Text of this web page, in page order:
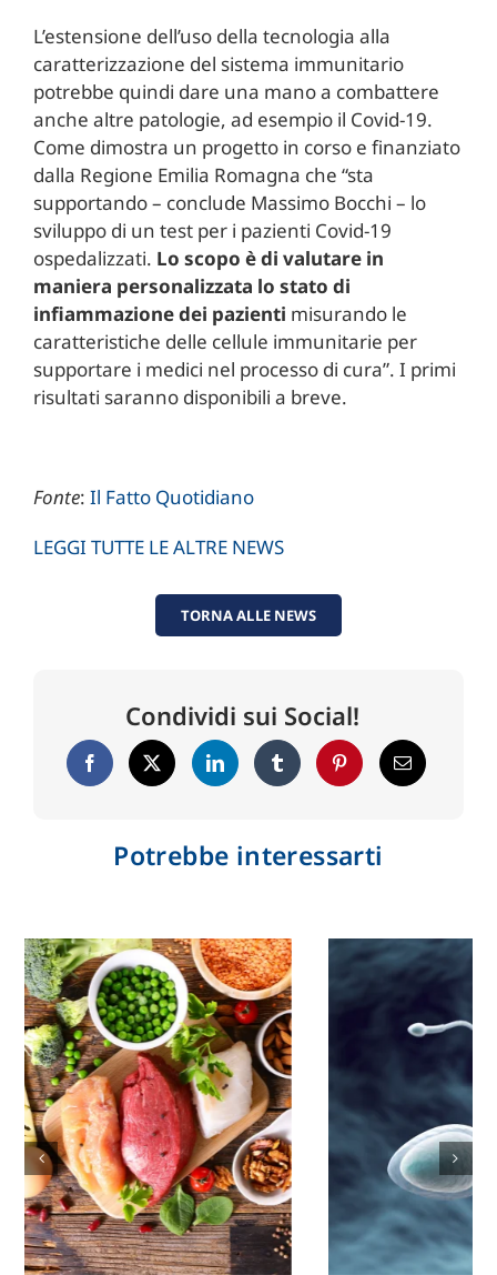
L’estensione dell’uso della tecnologia alla
caratterizzazione del sistema immunitario
potrebbe quindi dare una mano a combattere
anche altre patologie, ad esempio il Covid-19.
Come dimostra un progetto in corso e finanziato
dalla Regione Emilia Romagna che “sta
supportando – conclude Massimo Bocchi – lo
sviluppo di un test per i pazienti Covid-19
ospedalizzati. Lo scopo è di valutare in
maniera personalizzata lo stato di
infiammazione dei pazienti misurando le
caratteristiche delle cellule immunitarie per
supportare i medici nel processo di cura”. I primi
risultati saranno disponibili a breve.
Fonte: Il Fatto Quotidiano
LEGGI TUTTE LE ALTRE NEWS
TORNA ALLE NEWS
Condividi sui Social!
Potrebbe interessarti